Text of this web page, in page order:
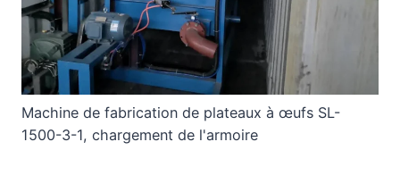
Machine de fabrication de plateaux à œufs SL-
1500-3-1, chargement de l'armoire